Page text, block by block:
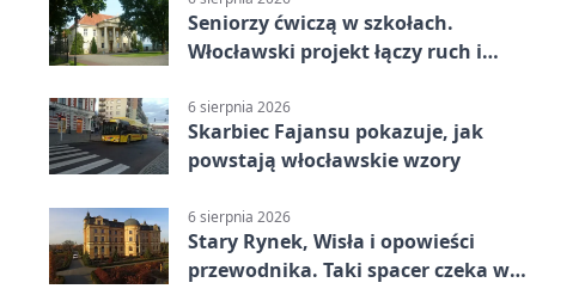
Seniorzy ćwiczą w szkołach.
Włocławski projekt łączy ruch i
6 sierpnia 2026
Skarbiec Fajansu pokazuje, jak
powstają włocławskie wzory
6 sierpnia 2026
Stary Rynek, Wisła i opowieści
przewodnika. Taki spacer czeka we